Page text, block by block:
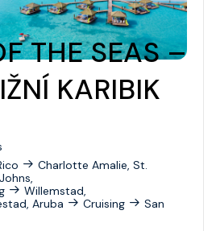
THE SEAS –
KARIBIK
Charlotte Amalie, St.
Willemstad,
Aruba Cruising
San